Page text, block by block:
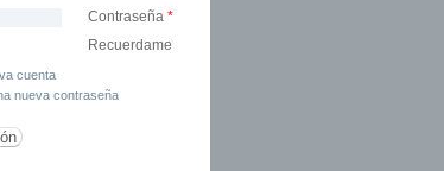
Contraseña *
Recuerdame
cuenta
nueva contraseña